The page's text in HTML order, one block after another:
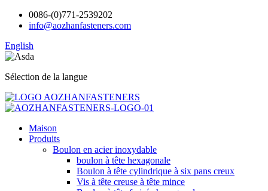
0086-(0)771-2539202
info@aozhanfasteners.com
English
Sélection de la langue
Maison
Produits
Boulon en acier inoxydable
boulon à tête hexagonale
Boulon à tête cylindrique à six pans creux
Vis à tête creuse à tête mince